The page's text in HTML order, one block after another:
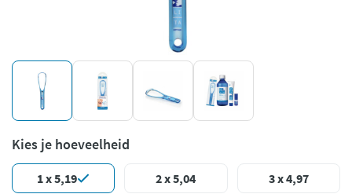
Kies je hoeveelheid
1 x 5,19 2 x 5,04 3 x 4,97